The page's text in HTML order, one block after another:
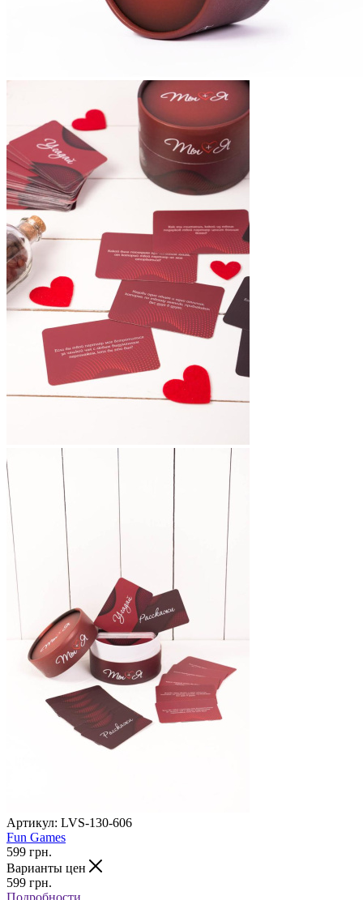
Артикул: LVS-130-606
Fun Games
599 грн.
Варианты цен
599 грн.
Подробности